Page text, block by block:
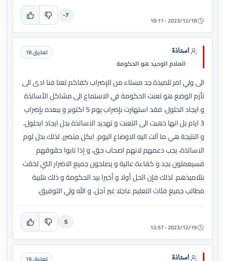
2023/12/18 - 10:11
-7
استاذة
الملام الوحيد هو الحكومة
تعليق 18
الى ولي امر تلميذة جد مستاء من الإضراب كفاكم تعنا فنا ادى الى
تأزم الوضع هو تعنت الحكومة في الاستماع الى مشاكل الأساتذة
و ايجاد الحلول. فقد استهترت بإضراب يوم 5 اكتوبر و ببعده بإضراب
3 ايام بل انها ذهبت الى التعنت و تهديد الاساتذة بدل ايجاد ابحلول.
و النتيجة هي ما آلت اليه الاوضاع اليوم. ابكل متضرر. لذلك بدل لوم
الاساتذة، يجب دعمهم لانهم اصحاب حق، و إذا نابوا حقوقهم
فسيعملون بجد و كفاءة عالية و يصلحون جميع الاضرار التي لخقت
بتلاميذهم. لذلك فإن الحل أولا و أخيرا بيد الحكومة و ذلك بتلبية
مطالب جميع فئات التعليم عاجلا غير آجل. و الله ولي التوفيق.
2023/12/19 - 12:57
5
استاذة تعليق 19